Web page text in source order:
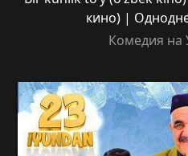
кино) |
Комедия на